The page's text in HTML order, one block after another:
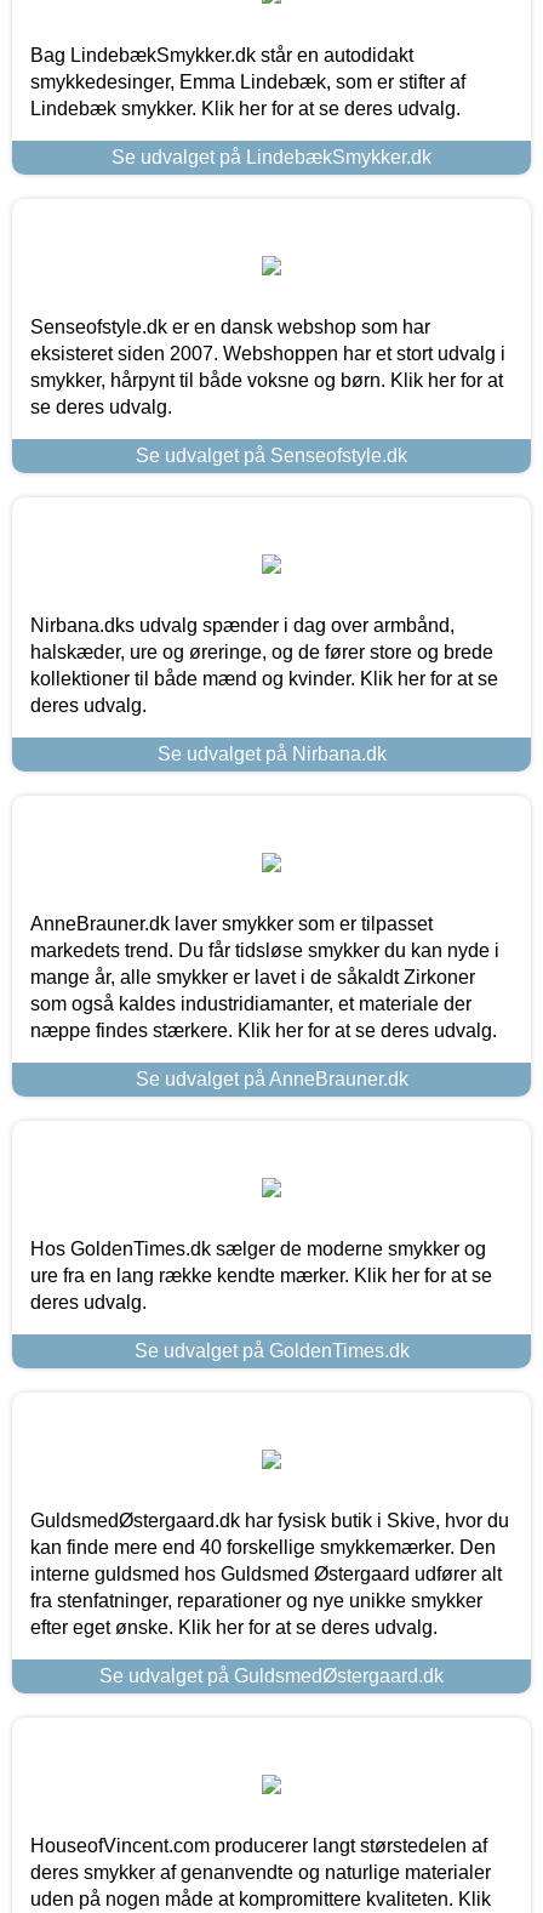
Bag LindebækSmykker.dk står en autodidakt
smykkedesinger, Emma Lindebæk, som er stifter af
Lindebæk smykker. Klik her for at se deres udvalg.
Se udvalget på LindebækSmykker.dk
Senseofstyle.dk er en dansk webshop som har
eksisteret siden 2007. Webshoppen har et stort udvalg i
smykker, hårpynt til både voksne og børn. Klik her for at
se deres udvalg.
Se udvalget på Senseofstyle.dk
Nirbana.dks udvalg spænder i dag over armbånd,
halskæder, ure og øreringe, og de fører store og brede
kollektioner til både mænd og kvinder. Klik her for at se
deres udvalg.
Se udvalget på Nirbana.dk
AnneBrauner.dk laver smykker som er tilpasset
markedets trend. Du får tidsløse smykker du kan nyde i
mange år, alle smykker er lavet i de såkaldt Zirkoner
som også kaldes industridiamanter, et materiale der
næppe findes stærkere. Klik her for at se deres udvalg.
Se udvalget på AnneBrauner.dk
Hos GoldenTimes.dk sælger de moderne smykker og
ure fra en lang række kendte mærker. Klik her for at se
deres udvalg.
Se udvalget på GoldenTimes.dk
GuldsmedØstergaard.dk har fysisk butik i Skive, hvor du
kan finde mere end 40 forskellige smykkemærker. Den
interne guldsmed hos Guldsmed Østergaard udfører alt
fra stenfatninger, reparationer og nye unikke smykker
efter eget ønske. Klik her for at se deres udvalg.
Se udvalget på GuldsmedØstergaard.dk
HouseofVincent.com producerer langt størstedelen af
deres smykker af genanvendte og naturlige materialer
uden på nogen måde at kompromittere kvaliteten. Klik